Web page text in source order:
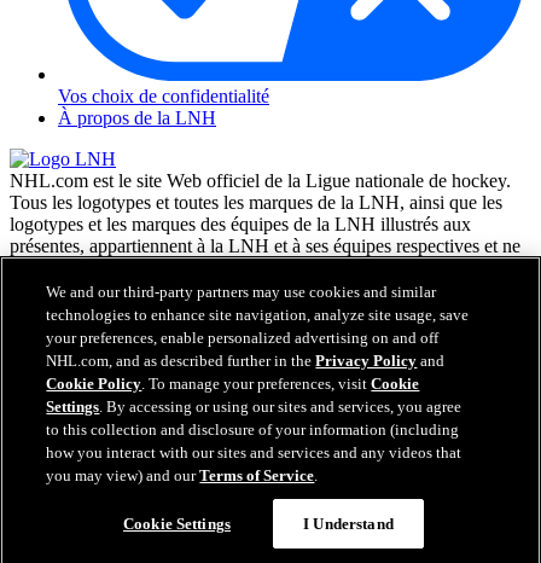
Vos choix de confidentialité
À propos de la LNH
NHL.com est le site Web officiel de la Ligue nationale de hockey.
Tous les logotypes et toutes les marques de la LNH, ainsi que les
logotypes et les marques des équipes de la LNH illustrés aux
présentes, appartiennent à la LNH et à ses équipes respectives et ne
Enterprises, L.P. © LNH 2026. Tous droits réservés. Tous les
chandails d'équipe de la LNH personnalisés avec les noms des
joueurs de la LNH et leurs numéros sont officiellement sous license
de la LNH et de l'AJLNH. Le mot servant de marque Zamboni et la
configuration de la surfaceuse Zamboni sont des marques de
commerce déposées de Frank J. Zamboni & Co., Inc. © Frank J.
Zamboni & Co., Inc. 2026. Tous droits réservés. Toute autre marque
déposée ou tout droit d'auteur d'une tierce partie sont la propriété de
leurs auteurs respectifs. Tous droits réservés.
We and our third-party partners may use cookies and similar
technologies to enhance site navigation, analyze site usage, save
your preferences, enable personalized advertising on and off
NHL.com, and as described further in thePrivacy Policy and
Cookie Policy. To manage your preferences, visitCookie
Settings. By accessing or using our sites and services, you agree
to this collection and disclosure of your information (including
how you interact with our sites and services and any videos that
you may view) and ourTerms of Service.
Cookie Settings I Understand